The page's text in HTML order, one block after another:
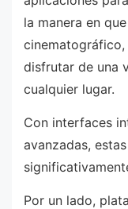
la manera en
disfrutar de una
cualquier lugar.
Con interfaces
avanzadas,
Por un lado,